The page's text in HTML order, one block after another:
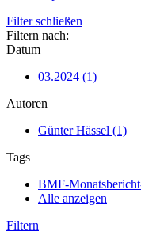
Filter schließen
Filtern nach:
Datum
03.2024 (1)
Autoren
Günter Hässel (1)
Tags
BMF-
Alle anzeigen
Filtern